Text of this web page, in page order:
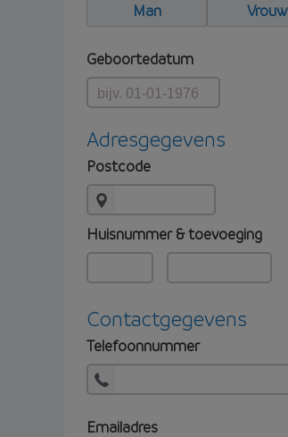
Man
Vrouw
Geboortedatum
Adresgegevens
Postcode
Huisnummer & toevoeging
Contactgegevens
Telefoonnummer
Emailadres